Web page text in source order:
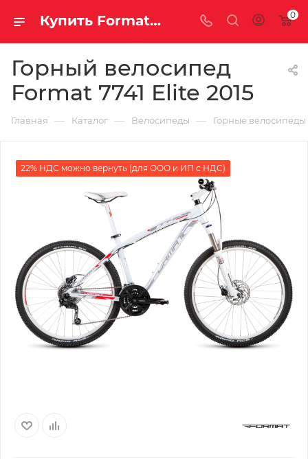
Купить Format 7741 Elite 2015 за рублей, а со скидкой 0
Горный велосипед
Format 7741 Elite 2015
Главная — Каталог — Велосипеды — Горные велосипеды
22% НДС можно вернуть (для ООО и ИП с НДС)